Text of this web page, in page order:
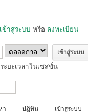
เข้าสู่ระบบ หรือ ลงทะเบียน
ยะเวลาในเซสชั่น
า ปฏิทิน เข้าสู่ระบบ